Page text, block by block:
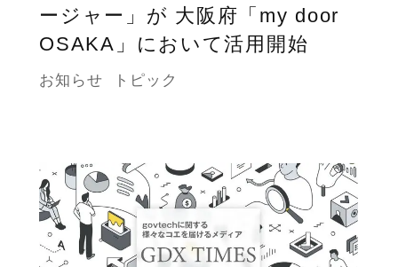
ージャー」が 大阪府「my door
OSAKA」において活用開始
お知らせ トピック